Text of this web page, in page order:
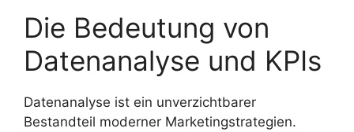
Die Bedeutung von
Datenanalyse und KPIs
Datenanalyse ist ein unverzichtbarer
Bestandteil moderner Marketingstrategien.